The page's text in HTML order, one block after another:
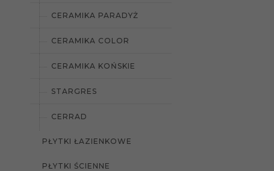
CERAMIKA PARADYŻ
CERAMIKA COLOR
CERAMIKA KOŃSKIE
STARGRES
CERRAD
PŁYTKI ŁAZIENKOWE
PŁYTKI ŚCIENNE